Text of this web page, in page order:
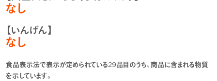
なし
【いんげん】
なし
食品表示法で表示が定められている29品目のうち、商品に含まれる物質
を示しています。